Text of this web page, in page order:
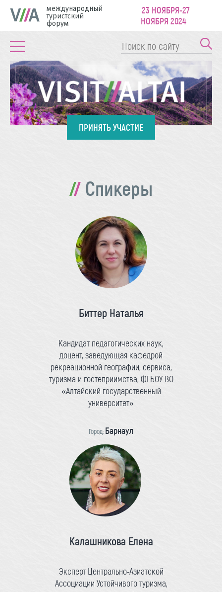
международный
туристский
форум
23 НОЯБРЯ-27
НОЯБРЯ 2024
ПРИНЯТЬ УЧАСТИЕ
Спикеры
Биттер Наталья
Кандидат педагогических наук,
доцент, заведующая кафедрой
рекреационной географии, сервиса,
туризма и гостеприимства, ФГБОУ ВО
«Алтайский государственный
университет»
Город: Барнаул
Калашникова Елена
Эксперт Центрально-Азиатской
Ассоциации Устойчивого туризма,